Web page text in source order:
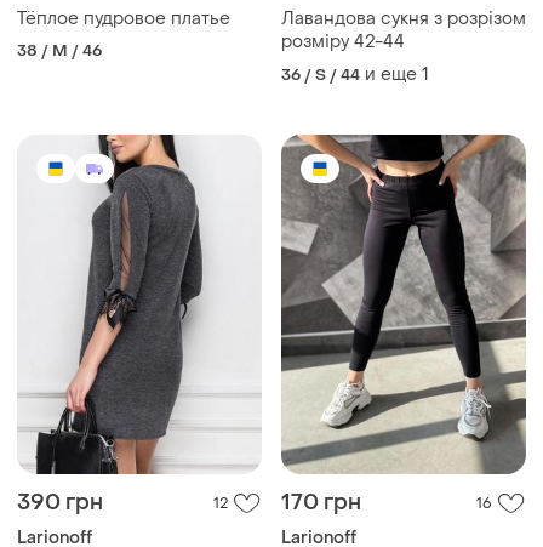
Тёплое пудровое платье
38 / M / 46
Лавандова сукня з розрізом
розміру 42-44
36 / S / 44 и еще 1
390 грн 12
Larionoff
170 грн 16
Larionoff